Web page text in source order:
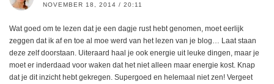
NOVEMBER 18, 2014 / 20:11
Wat goed om te lezen dat je een dagje rust hebt genomen, moet eerlijk
zeggen dat ik af en toe al moe werd van het lezen van je blog… Laat staan
deze zelf doorstaan. Uiteraard haal je ook energie uit leuke dingen, maar je
moet er inderdaad voor waken dat het niet alleen maar energie kost. Knap
dat je dit inzicht hebt gekregen. Supergoed en helemaal niet zen! Vergeet